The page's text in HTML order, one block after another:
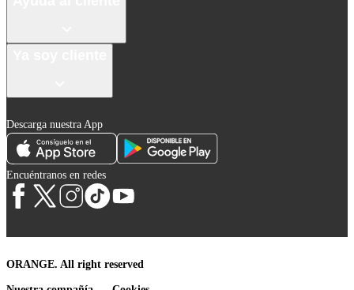
Descarga nuestra App
Encuéntranos en redes
ORANGE. All right reserved